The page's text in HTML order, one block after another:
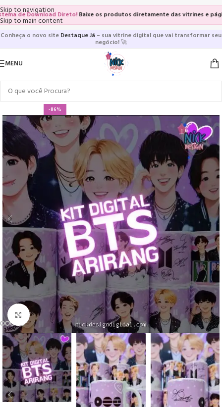
Skip to navigation
Skip to main content
de Download Direto!Baixe os produtos diretamente das vitrines e páginas
Conheça o novo site Destaque Já – sua vitrine digital que vai transformar seu
negócio!🚀
MENU
-86%
Click to enlarge